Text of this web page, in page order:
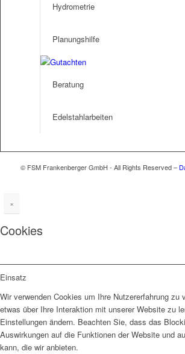
Hydrometrie
Planungshilfe
Beratung
Edelstahlarbeiten
© FSM Frankenberger GmbH - All Rights Reserved –
×
Cookies
Einsatz
Wir verwenden Cookies um Ihre Nutzererfahrung zu
etwas über Ihre Interaktion mit unserer Website zu
Einstellungen ändern. Beachten Sie, dass das
Auswirkungen auf die Funktionen der Website und
kann, die wir anbieten.